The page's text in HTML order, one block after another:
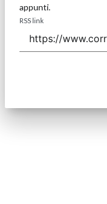
appunti.
RSS link